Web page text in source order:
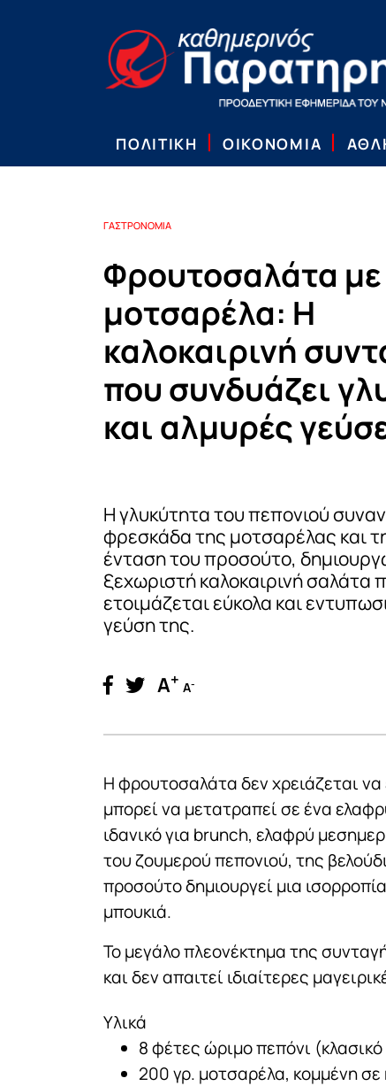
ΠΟΛΙΤΙΚΗ ΟΙΚΟΝΟΜΙΑ
ΓΑΣΤΡΟΝΟΜΙΑ
Φρουτοσαλάτα με
μοτσαρέλα: Η
καλοκαιρινή
που συνδυάζει
και αλμυρές
Η γλυκύτητα του πεπονιού
φρεσκάδα της μοτσαρέλας και
ένταση του προσούτο,
ξεχωριστή καλοκαιρινή σαλάτα
ετοιμάζεται εύκολα και
γεύση της.
A+ A-
Η φρουτοσαλάτα δεν χρειάζεται να
μπορεί να μετατραπεί σε ένα
ιδανικό για brunch, ελαφρύ
του ζουμερού πεπονιού, της
προσούτο δημιουργεί μια
μπουκιά.
Το μεγάλο πλεονέκτημα της
και δεν απαιτεί ιδιαίτερες
Υλικά
8 φέτες ώριμο πεπόνι
200 γρ. μοτσαρέλα, κομμένη σε